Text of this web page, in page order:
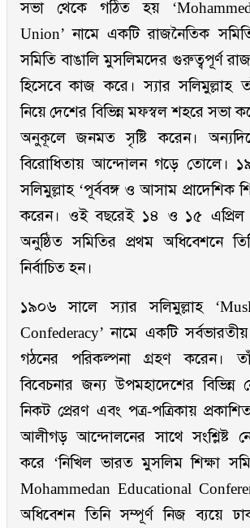
সভা থেকে গঠিত হয়
Union’ নামে একটি রাজনৈতিক
সমিতি বাঙালি মুসলিমদের গুরুত্বপূর্ণ
হিসেবে কাজ করে। স্যার সলিমুল্লাহ
নিয়ে দেশের বিভিন্ন মফস্বল শহরে সভা
অনুকূলে জনমত সৃষ্টি করেন।
বিরোধিতায় আন্দোলন গড়ে তোলে।
সলিমুল্লাহ ‘পূর্ববঙ্গ ও আসাম প্রাদেশিক
করেন। ওই বছরেই ১৪ ও ১৫ এপ্রিল
অনুষ্ঠিত সমিতির প্রথম অধিবেশনে
নির্বাচিত হন।
১৯০৬ সালে স্যার সলিমুল্লাহ
Confederacy’ নামে একটি
গঠনের পরিকল্পনা গ্রহণ করেন।
বিবেচনার জন্য উপমহাদেশের বিভিন্ন
নিকট প্রেরণ এবং পত্র-পত্রিকায়
আলীগড় আন্দোলনের সাথে সংশ্লিষ্ট
করে ‘নিখিল ভারত মুসলিম শিক্ষা
Mohammedan Educational
অধিবেশন তিনি সম্পূর্ণ নিজ ব্যয়ে